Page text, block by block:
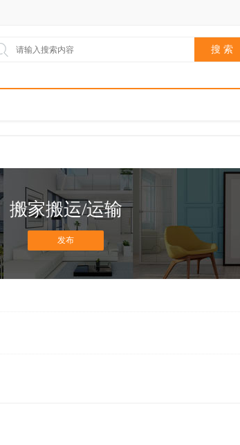
搜 索
搬家搬运/运输
发布